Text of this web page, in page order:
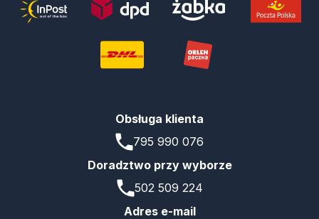
Obsługa klienta
795 990 076
Doradztwo przy wyborze
502 509 224
Adres e-mail